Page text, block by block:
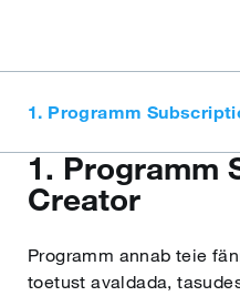
1. Programm
1. Programm
Creator
Programm annab teie
toetust avaldada,
Svenska